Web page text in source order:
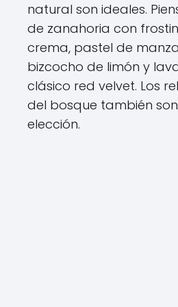
natural son ideales.
de zanahoria con
crema, pastel de
bizcocho de limón y
clásico red velvet. Los
del bosque también
elección.